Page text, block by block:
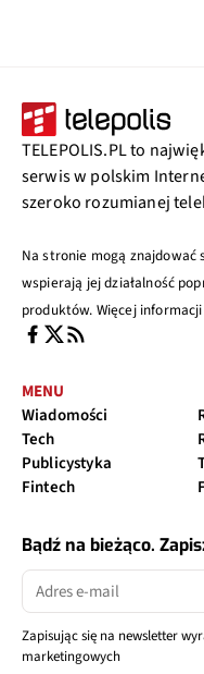
TELEPOLIS.PL to
serwis w polskim
szeroko rozumianej
Na stronie mogą
wspierają jej działalność
produktów. Więcej
MENU
Wiadomości
Tech
Publicystyka
Fintech
Bądź na bieżąco.
Zapisując się na newsletter
marketingowych